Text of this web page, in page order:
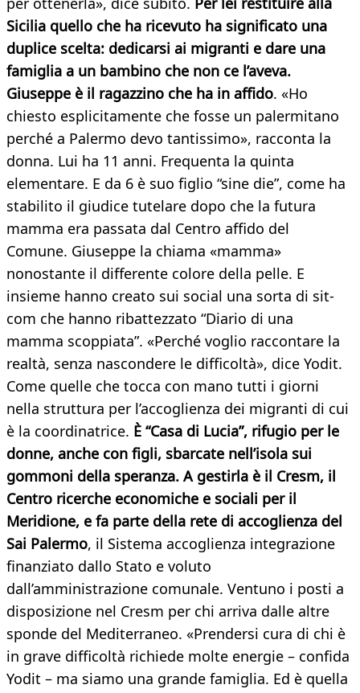
Sicilia quello che ha ricevuto ha significato una
duplice scelta: dedicarsi ai migranti e dare una
famiglia a un bambino che non ce l’aveva.
Giuseppe è il ragazzino che ha in affido. «Ho
chiesto esplicitamente che fosse un palermitano
perché a Palermo devo tantissimo», racconta la
donna. Lui ha 11 anni. Frequenta la quinta
elementare. E da 6 è suo figlio “sine die”, come ha
stabilito il giudice tutelare dopo che la futura
mamma era passata dal Centro affido del
Comune. Giuseppe la chiama «mamma»
nonostante il differente colore della pelle. E
insieme hanno creato sui social una sorta di sit-
com che hanno ribattezzato “Diario di una
mamma scoppiata”. «Perché voglio raccontare la
realtà, senza nascondere le difficoltà», dice Yodit.
Come quelle che tocca con mano tutti i giorni
nella struttura per l’accoglienza dei migranti di cui
è la coordinatrice. È “Casa di Lucia”, rifugio per le
donne, anche con figli, sbarcate nell’isola sui
gommoni della speranza. A gestirla è il Cresm, il
Centro ricerche economiche e sociali per il
Meridione, e fa parte della rete di accoglienza del
Sai Palermo, il Sistema accoglienza integrazione
finanziato dallo Stato e voluto
dall’amministrazione comunale. Ventuno i posti a
disposizione nel Cresm per chi arriva dalle altre
sponde del Mediterraneo. «Prendersi cura di chi è
in grave difficoltà richiede molte energie – confida
Yodit – ma siamo una grande famiglia. Ed è quella